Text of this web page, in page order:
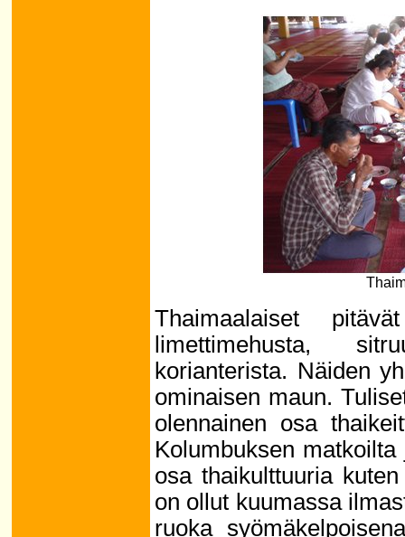
Thaimaalaiset
limettimehusta,
korianterista. Näiden
ominaisen maun.
olennainen osa
Kolumbuksen
osa thaikulttuuria
on ollut kuumassa
ruoka